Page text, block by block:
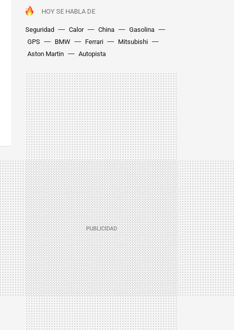
HOY SE HABLA DE
Seguridad Calor China
Gasolina
GPS
BMW Ferrari
Mitsubishi
Aston Martin
Autopista